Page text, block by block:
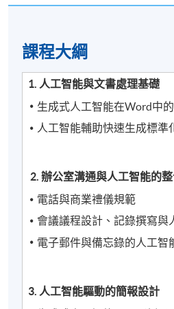
課程​大綱
1. 人工智能與文書處理基礎
生成式人工智能在Word中
人工智能輔助快速生成標
2. 辦公室溝通與人工智能的
電話與商業禮儀規範
會議議程設計、記錄撰寫與
電子郵件與備忘錄的人工智
3. 人工智能驅動的簡報設計